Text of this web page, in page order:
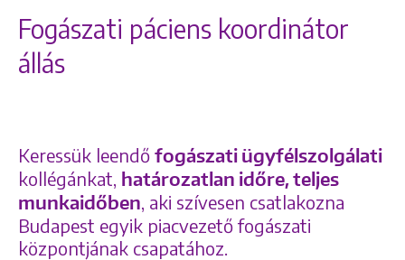
Fogászati páciens koordinátor
állás
Keressük leendő fogászati ügyfélszolgálati
kollégánkat, határozatlan időre, teljes
munkaidőben , aki szívesen csatlakozna
Budapest egyik piacvezető fogászati
központjának csapatához.